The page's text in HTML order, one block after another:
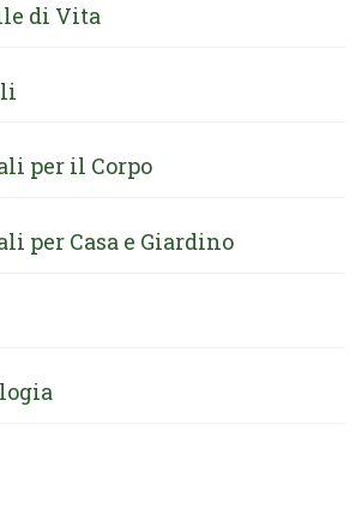
di Vita
per il Corpo
per Casa e Giardino